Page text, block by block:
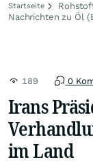
Startseite
Nachrichten zu Öl
189 0
Irans
im Land